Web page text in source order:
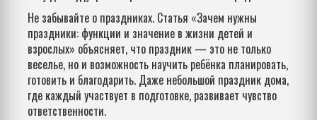
Не забывайте о праздниках. Статья «Зачем нужны
праздники: функции и значение в жизни детей и
взрослых» объясняет, что праздник — это не только
веселье, но и возможность научить ребёнка планировать,
готовить и благодарить. Даже небольшой праздник дома,
где каждый участвует в подготовке, развивает чувство
ответственности.